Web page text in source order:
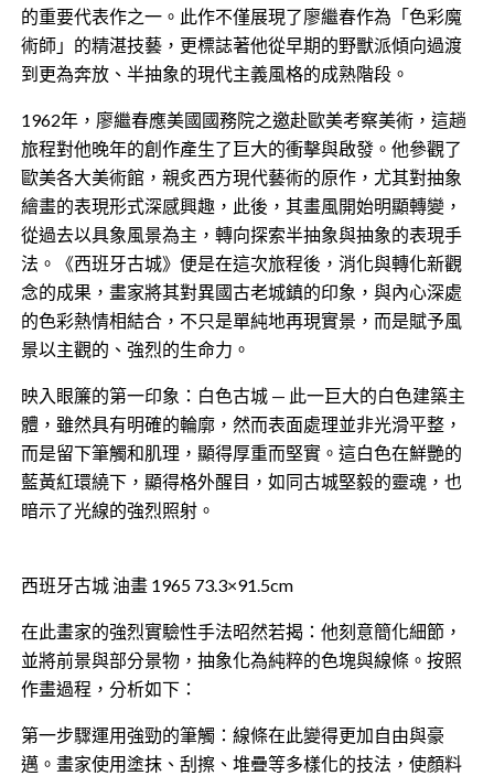
的重要代表作之一。此作不僅展現了廖繼春作為「色彩魔
術師」的精湛技藝，更標誌著他從早期的野獸派傾向過渡
到更為奔放、半抽象的現代主義風格的成熟階段。
​1962年，廖繼春應美國國務院之邀赴歐美考察美術，這趟
旅程對他晚年的創作產生了巨大的衝擊與啟發。他參觀了
歐美各大美術館，親炙西方現代藝術的原作，尤其對抽象
繪畫的表現形式深感興趣，此後，其畫風開始明顯轉變，
從過去以具象風景為主，轉向探索半抽象與抽象的表現手
法。《西班牙古城》便是在這次旅程後，消化與轉化新觀
念的成果，畫家將其對異國古老城鎮的印象，與內心深處
的色彩熱情相結合，不只是單純地再現實景，而是賦予風
景以主觀的、強烈的生命力。
映入眼簾的第一印象​：白色古城 — 此一巨大的白色建築主
體，雖然具有明確的輪廓，然而表面處理並非光滑平整，
而是留下筆觸和肌理，顯得厚重而堅實。這白色在鮮艷的
藍黃紅環繞下，顯得格外醒目，如同古城堅毅的靈魂，也
暗示了光線的強烈照射。
西班牙古城 油畫 1965 73.3×91.5cm
在此畫家的強烈實驗性手法昭然若揭：他刻意簡化細節，
並將前景與部分景物，抽象化為純粹的色塊與線條。按照
作畫過程，分析如下：
第一步驟運用​強勁的筆觸：線條在此變得更加自由與豪
邁。畫家使用塗抹、刮擦、堆疊等多樣化的技法，使顏料